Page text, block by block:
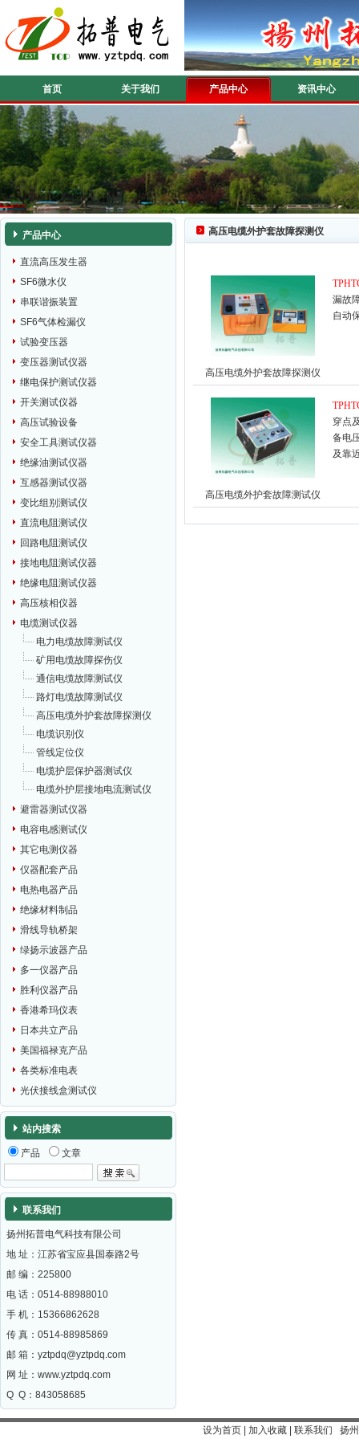
首页 关于我们 产品中心 资讯中心
产品中心
直流高压发生器
SF6微水仪
串联谐振装置
SF6气体检漏仪
试验变压器
变压器测试仪器
继电保护测试仪器
开关测试仪器
高压试验设备
安全工具测试仪器
绝缘油测试仪器
互感器测试仪器
变比组别测试仪
直流电阻测试仪
回路电阻测试仪
接地电阻测试仪器
绝缘电阻测试仪器
高压核相仪器
电缆测试仪器
电力电缆故障测试仪
矿用电缆故障探伤仪
通信电缆故障测试仪
路灯电缆故障测试仪
高压电缆外护套故障探测仪
电缆识别仪
管线定位仪
电缆护层保护器测试仪
电缆外护层接地电流测试仪
避雷器测试仪器
电容电感测试仪
其它电测仪器
仪器配套产品
电热电器产品
绝缘材料制品
滑线导轨桥架
绿扬示波器产品
多一仪器产品
胜利仪器产品
香港希玛仪表
日本共立产品
美国福禄克产品
各类标准电表
光伏接线盒测试仪
站内搜索
产品 文章
联系我们
扬州拓普电气科技有限公司
地 址：江苏省宝应县国泰路2号
邮 编： 225800
电 话：0514-88988010
手 机：15366862628
传 真：0514-88985869
邮 箱： yztpdq@yztpdq.com
网 址： www.yztpdq.com
Q Q：843058685
高压电缆外护套故障探测仪
高压电缆外护套故障探测仪
漏故
自动
高压电缆外护套故障测试仪
穿点
备电
及靠
设为首页 加入收藏 联系我们 扬